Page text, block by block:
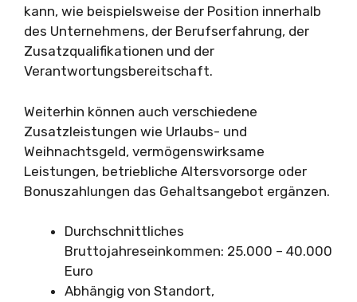
kann, wie beispielsweise der Position innerhalb
des Unternehmens, der Berufserfahrung, der
Zusatzqualifikationen und der
Verantwortungsbereitschaft.
Weiterhin können auch verschiedene
Zusatzleistungen wie Urlaubs- und
Weihnachtsgeld, vermögenswirksame
Leistungen, betriebliche Altersvorsorge oder
Bonuszahlungen das Gehaltsangebot ergänzen.
Durchschnittliches
Bruttojahreseinkommen: 25.000 – 40.000
Euro
Abhängig von Standort,